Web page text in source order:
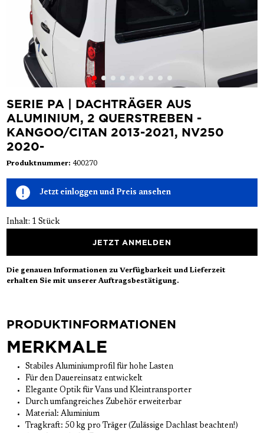
SERIE PA | DACHTRÄGER AUS
ALUMINIUM, 2 QUERSTREBEN -
KANGOO/CITAN 2013-2021, NV250
2020-
Produktnummer: 400270
Jetzt einloggen und Preis ansehen
Inhalt: 1 Stück
JETZT ANMELDEN
Die genauen Informationen zu Verfügbarkeit und Lieferzeit
erhalten Sie mit unserer Auftragsbestätigung.
PRODUKTINFORMATIONEN
MERKMALE
Stabiles Aluminiumprofil für hohe Lasten
Für den Dauereinsatz entwickelt
Elegante Optik für Vans und Kleintransporter
Durch umfangreiches Zubehör erweiterbar
Material: Aluminium
Tragkraft: 50 kg pro Träger (Zulässige Dachlast beachten!)